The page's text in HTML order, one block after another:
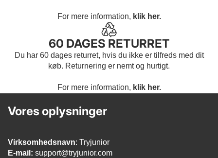
For mere information, klik her.
60 DAGES RETURRET
Du har 60 dages returret, hvis du ikke er tilfreds med dit
køb. Returnering er nemt og hurtigt.
For mere information, klik her.
Vores oplysninger
Virksomhedsnavn: Tryjunior
E-mail: support@tryjunior.com